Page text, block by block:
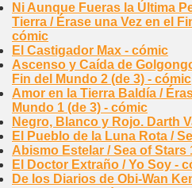
Ni Aunque Fueras la Última
Tierra / Érase una Vez en el
cómic
El Castigador Max - cómic
Ascenso y Caída de
Fin del Mundo 2 (de 3) - cómic
Amor en la Tierra Baldía /
Mundo 1 (de 3) - cómic
Negro, Blanco y Rojo. Darth
El Pueblo de la Luna Rota /
Abismo Estelar / Sea of Stars
El Doctor Extraño / Yo Soy -
De los Diarios de Obi-Wan